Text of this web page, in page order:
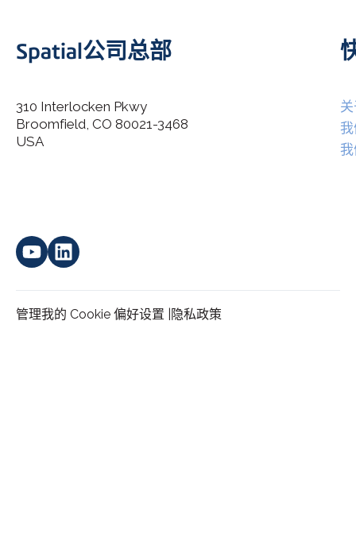
I agree to allow Spatial Corp to store and process my
Spatial公司总部
310 Interlocken Pkwy
Broomfield, CO 80021-3468
USA
管理我的 Cookie 偏好设置 | 隐私政策